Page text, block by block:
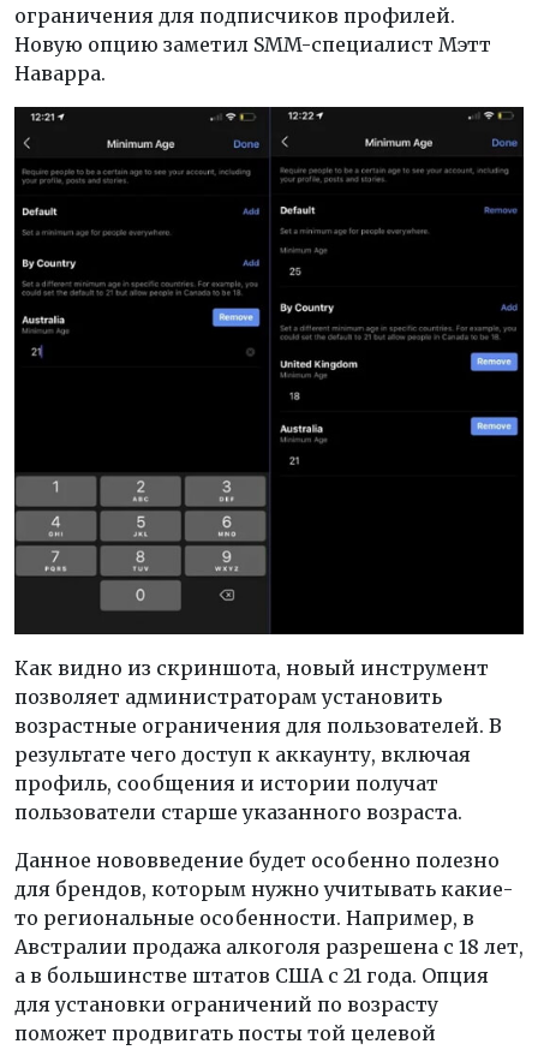
ограничения для подписчиков профилей.
Новую опцию заметил SMM-специалист Мэтт
Наварра.
Как видно из скриншота, новый инструмент
позволяет администраторам установить
возрастные ограничения для пользователей. В
результате чего доступ к аккаунту, включая
профиль, сообщения и истории получат
пользователи старше указанного возраста.
Данное нововведение будет особенно полезно
для брендов, которым нужно учитывать какие-
то региональные особенности. Например, в
Австралии продажа алкоголя разрешена с 18 лет,
а в большинстве штатов США с 21 года. Опция
для установки ограничений по возрасту
поможет продвигать посты той целевой